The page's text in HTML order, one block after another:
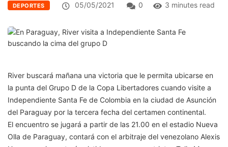
DEPORTES 05/05/2021 0 3 minutes read
River buscará mañana una victoria que le permita ubicarse en
la punta del Grupo D de la Copa Libertadores cuando visite a
Independiente Santa Fe de Colombia en la ciudad de Asunción
del Paraguay por la tercera fecha del certamen continental.
El encuentro se jugará a partir de las 21.00 en el estadio Nueva
Olla de Paraguay, contará con el arbitraje del venezolano Alexis